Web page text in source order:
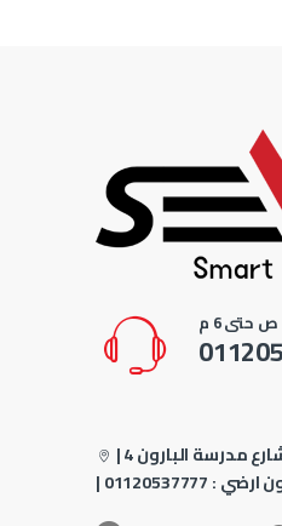
|
ارضي :01120537777